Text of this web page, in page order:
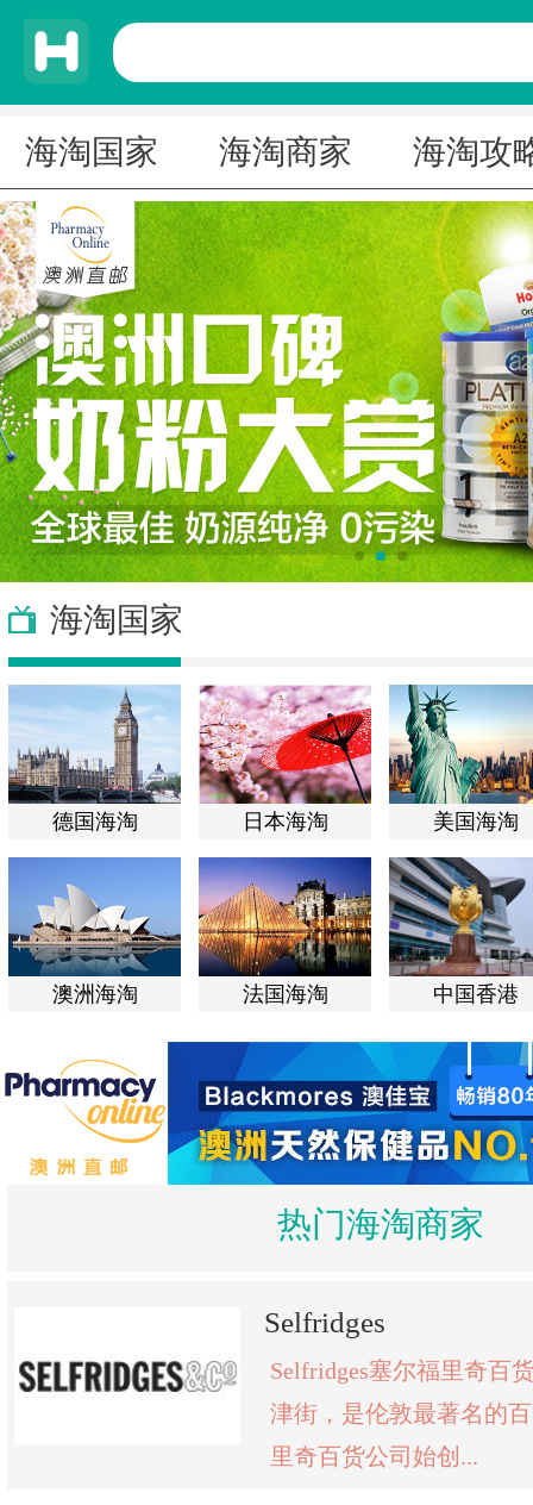
海淘国家 海淘商家 海淘攻
海淘国家
德国海淘 日本海淘 美国海淘
澳洲海淘 法国海淘 中国香港
热门海淘商家
Selfridges
Selfridges塞尔福里奇百
津街，是伦敦最著名的
里奇百货公司始创...